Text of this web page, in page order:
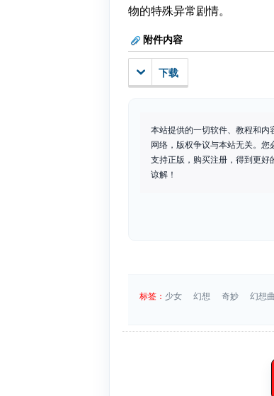
物的特殊异常剧情。
附件内容
下载
本站提供的一切软件、教程和内
网络，版权争议与本站无关。
支持正版，购买注册，得到更好
谅解！
标签： 少女 幻想 奇妙 幻想曲